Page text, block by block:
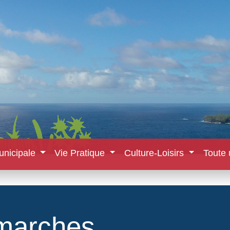
Vie Pratique Culture-Loisirs Toute